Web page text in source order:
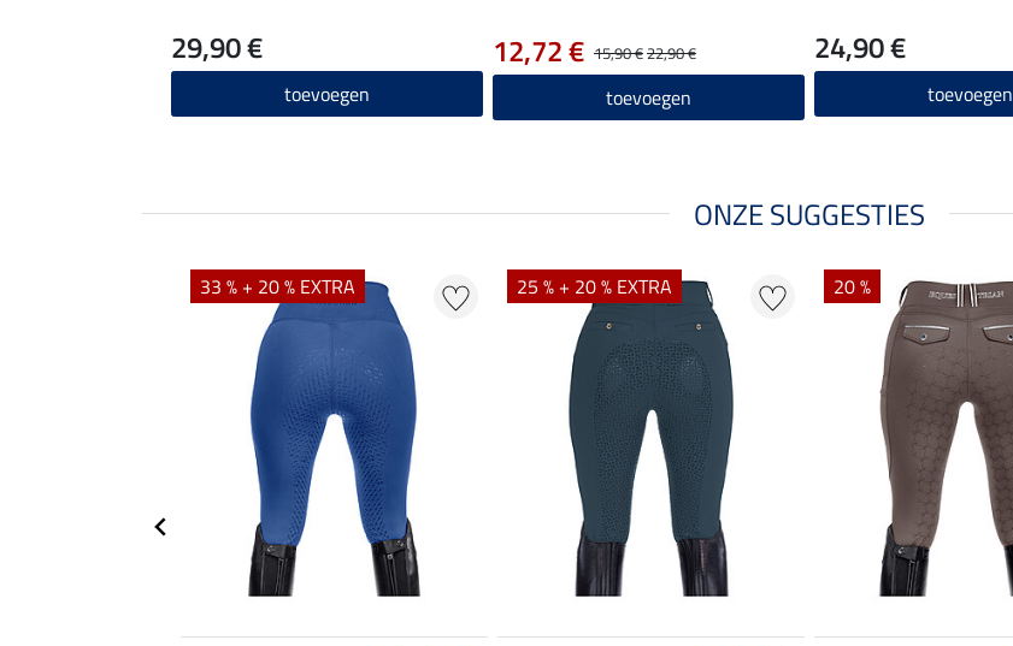
29,90 €
toevoegen
15,90 €22,90 €
12,72 €
toevoegen
24,90 €
toevoegen
ONZE SUGGESTIES
33 % + 20 % EXTRA 25 % + 20 % EXTRA 20 %